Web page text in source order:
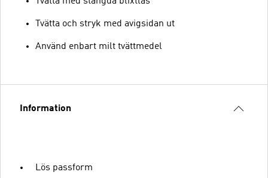
Tvätta och stryk med avigsidan ut
Använd enbart milt tvättmedel
Information
Lös passform